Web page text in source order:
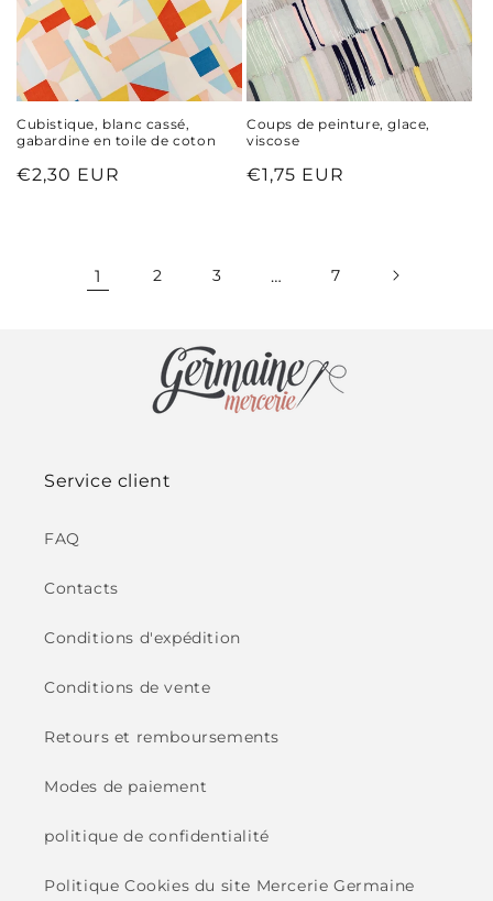
Cubistique, blanc cassé,
gabardine en toile de coton
Prix
€2,30 EUR
Coups de peinture, glace,
viscose
Prix
€1,75 EUR
1 2 3 … 7
Service client
FAQ
Contacts
Conditions d'expédition
Conditions de vente
Retours et remboursements
Modes de paiement
politique de confidentialité
Politique Cookies du site Mercerie Germaine